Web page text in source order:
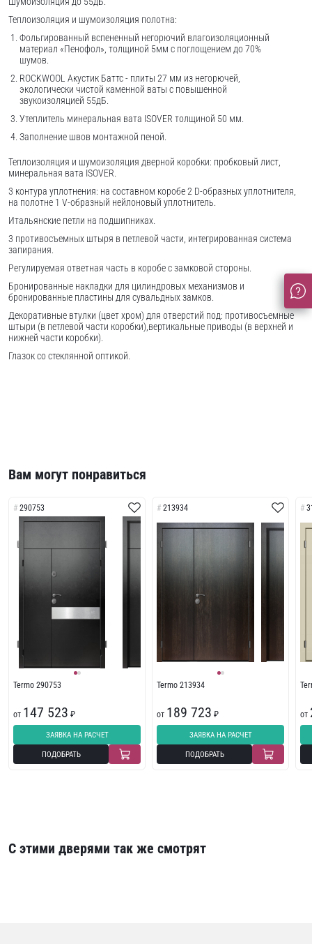
Теплоизоляция и шумоизоляция полотна:
Фольгированный вспененный негорючий влагоизоляционный
материал «Пенофол», толщиной 5мм с поглощением до 70%
шумов.
ROCKWOOL Акустик Баттс - плиты 27 мм из негорючей,
экологически чистой каменной ваты с повышенной
звукоизоляцией 55дБ.
Утеплитель минеральная вата ISOVER толщиной 50 мм.
Заполнение швов монтажной пеной.
Теплоизоляция и шумоизоляция дверной коробки: пробковый лист,
минеральная вата ISOVER.
3 контура уплотнения: на составном коробе 2 D-образных уплотнителя,
на полотне 1 V-образный нейлоновый уплотнитель.
Итальянские петли на подшипниках.
3 противосъемных штыря в петлевой части, интегрированная система
запирания.
Регулируемая ответная часть в коробе с замковой стороны.
Бронированные накладки для цилиндровых механизмов и
бронированные пластины для сувальдных замков.
Декоративные втулки (цвет хром) для отверстий под: противосъемные
штыри (в петлевой части коробки),вертикальные приводы (в верхней и
нижней части коробки).
Глазок со стеклянной оптикой.
Вам могут понравиться
290753
Termo 290753
от 147 523 ₽
ЗАЯВКА НА РАСЧЕТ
ПОДОБРАТЬ
213934
Termo 213934
от 189 723 ₽
ЗАЯВКА НА РАСЧЕТ
ПОДОБРАТЬ
от
С этими дверями так же смотрят